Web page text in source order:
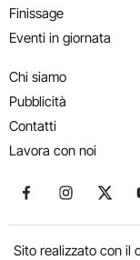
Finissage
Eventi in giornata
Chi siamo
Pubblicità
Contatti
Lavora con noi
Seguici suSeguici su
Sito realizzato con il